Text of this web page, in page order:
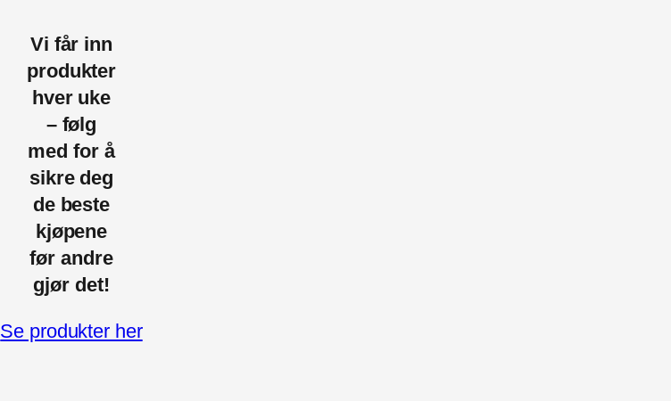
Vi får inn
produkter
hver uke
– følg
med for å
sikre deg
de beste
kjøpene
før andre
gjør det!
Se produkter her